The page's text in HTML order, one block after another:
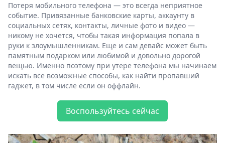
Потеря мобильного телефона — это всегда неприятное
событие. Привязанные банковские карты, аккаунту в
социальных сетях, контакты, личные фото и видео —
никому не хочется, чтобы такая информация попала в
руки к злоумышленникам. Еще и сам девайс может быть
памятным подарком или любимой и довольно дорогой
вещью. Именно поэтому при утере телефона мы начинаем
искать все возможные способы, как найти пропавший
гаджет, в том числе если он оффлайн.
Воспользуйтесь сейчас